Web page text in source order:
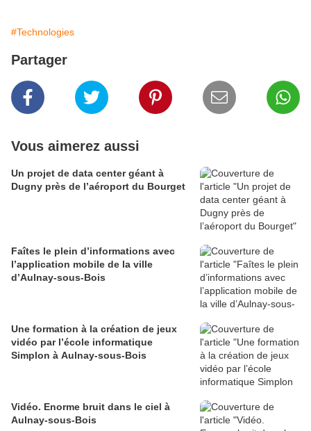
#Technologies
Partager
Vous aimerez aussi
Un projet de data center géant à
Dugny près de l’aéroport du Bourget
Faîtes le plein d’informations avec
l’application mobile de la ville
d’Aulnay-sous-Bois
Une formation à la création de jeux
vidéo par l’école informatique
Simplon à Aulnay-sous-Bois
Vidéo. Enorme bruit dans le ciel à
Aulnay-sous-Bois